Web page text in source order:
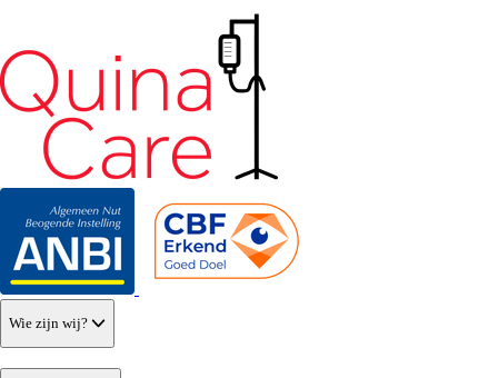
Wie zijn wij?